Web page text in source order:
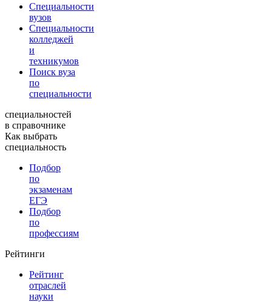
Специальности
вузов
Специальности
колледжей
и
техникумов
Поиск вуза
по
специальности
специальностей
в справочнике
Как выбрать
специальность
Подбор
по
экзаменам
ЕГЭ
Подбор
по
профессиям
Рейтинги
Рейтинг
отраслей
науки